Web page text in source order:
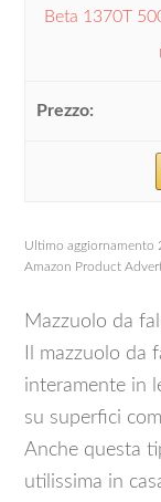
Beta 1370T
Ultimo aggiornamento
Amazon Product
Mazzuolo da
Il mazzuolo da
interamente in
su superfici
Anche questa
utilissima in